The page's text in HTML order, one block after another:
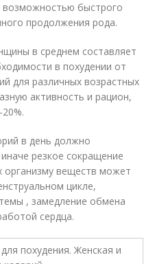
возможностью быстрого
продолжения рода.
в среднем составляет
в похудении от
для различных возрастных
активность и рацион,
в день должно
резкое сокращение
организму веществ может
цикле,
, замедление обмена
сердца.